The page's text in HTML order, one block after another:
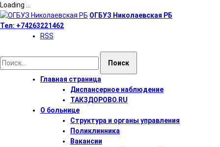
Loading ...
Перейти
к
содержимому
ОГБУЗ Николаевская РБ
Тел: +74263221462
RSS
Найти:
Главная страница
Диспансерное наблюдение
ТАКЗДОРОВО.RU
О больнице
Структура и органы управления
Поликлинника
Вакансии